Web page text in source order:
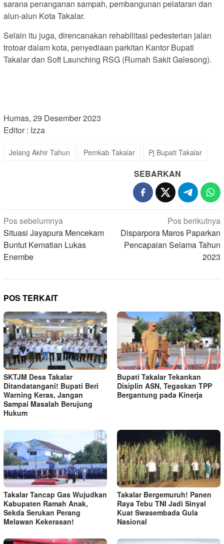
sarana penanganan sampah, pembangunan pelataran dan
alun-alun Kota Takalar.
Selain itu juga, direncanakan rehabilitasi pedesterian jalan
trotoar dalam kota, penyediaan parkitan Kantor Bupati
Takalar dan Soft Launching RSG (Rumah Sakit Galesong).
Humas, 29 Desember 2023
Editor : Izza
Jelang Akhir Tahun Pemkab Takalar Pj Bupati Takalar
SEBARKAN
Navigasi
pos
Pos sebelumnya
Situasi Jayapura Mencekam
Buntut Kematian Lukas
Enembe
Pos berikutnya
Disparpora Maros Paparkan
Pencapaian Selama Tahun
2023
POS TERKAIT
SKTJM Desa Takalar
Ditandatangani! Bupati Beri
Warning Keras, Jangan
Sampai Masalah Berujung
Hukum
Bupati Takalar Tekankan
Disiplin ASN, Tegaskan TPP
Bergantung pada Kinerja
Takalar Tancap Gas Wujudkan
Kabupaten Ramah Anak,
Sekda Serukan Perang
Melawan Kekerasan!
Takalar Bergemuruh! Panen
Raya Tebu TNI Jadi Sinyal
Kuat Swasembada Gula
Nasional